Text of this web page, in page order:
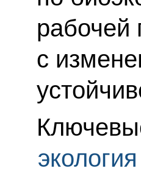
рабочей
с
экология